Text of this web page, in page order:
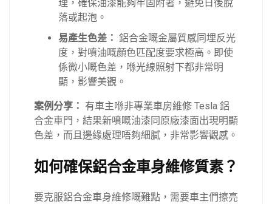
理，確保油漆能夠牢固附著，避免日後脫
落或起泡。
易產生色差： 鋁合金嘅金屬質感同埋反光
度，對噴油嘅顏色匹配度要求極高。即使
係微小嘅色差，喺光線照射下都非常明
顯，影響美觀。
案例分享： 有車主喺非專業車房維修 Tesla 鋁
合金車門，結果新噴嘅油漆同原廠漆面出現明顯
色差，而且邊緣處理唔夠細膩，非常影響觀感。
如何確保鋁合金車身維修質素？
要克服鋁合金車身維修嘅難點，需要車主們擦亮